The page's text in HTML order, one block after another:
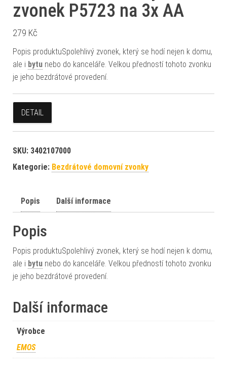
zvonek P5723 na 3x AA
279 Kč
Popis produktuSpolehlivý zvonek, který se hodí nejen k domu,
ale i bytu nebo do kanceláře. Velkou předností tohoto zvonku
je jeho bezdrátové provedení.
DETAIL
SKU: 3402107000
Kategorie: Bezdrátové domovní zvonky
Popis Další informace
Popis
Popis produktuSpolehlivý zvonek, který se hodí nejen k domu,
ale i bytu nebo do kanceláře. Velkou předností tohoto zvonku
je jeho bezdrátové provedení.
Další informace
Výrobce
EMOS